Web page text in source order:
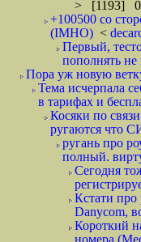
> [1193]
+100500 со
(IMHO) <
Первый,
пополнять
Пора уж новую
Тема исчерпала
в тарифах и
Косяки по
ругаются что
ругань про
полный.
Сегодня
Кстати про
Danycom,
Короткий
номера